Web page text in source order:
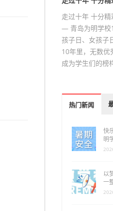
走过十年 十分
— 青岛为明学
孩子日、女孩子
10年里，无数优
成为学生们的榜
热门新闻
快
明
以
一